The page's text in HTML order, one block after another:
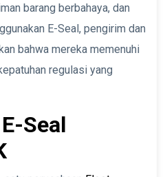
barang berbahaya, dan
E-Seal, pengirim dan
bahwa mereka memenuhi
regulasi yang
Seal